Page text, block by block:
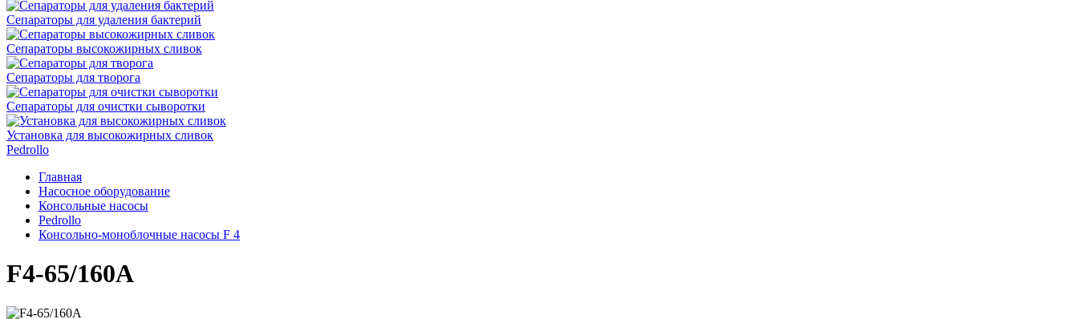
Сепараторы для удаления бактерий
Сепараторы высокожирных сливок
Сепараторы для творога
Сепараторы для очистки сыворотки
Установка для высокожирных сливок
Pedrollo
Главная
Насосное оборудование
Консольные насосы
Pedrollo
Консольно-моноблочные насосы F 4
F4-65/160A